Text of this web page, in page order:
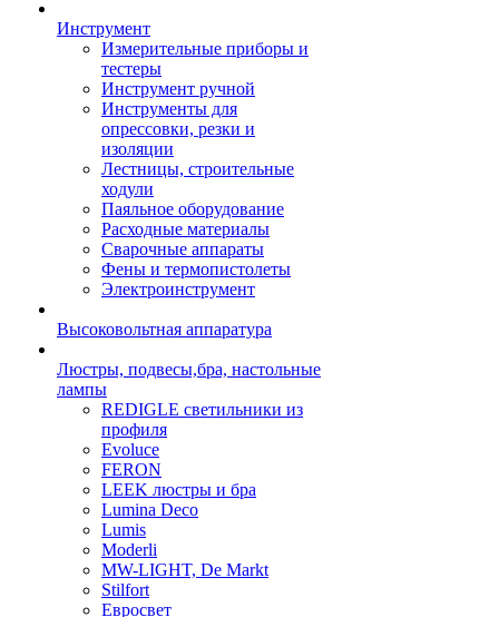
Инструмент
Измерительные приборы и
тестеры
Инструмент ручной
Инструменты для
опрессовки, резки и
изоляции
Лестницы, строительные
ходули
Паяльное оборудование
Расходные материалы
Сварочные аппараты
Фены и термопистолеты
Электроинструмент
Высоковольтная аппаратура
Люстры, подвесы,бра, настольные
лампы
REDIGLE светильники из
профиля
Evoluce
FERON
LEEK люстры и бра
Lumina Deco
Lumis
Moderli
MW-LIGHT, De Markt
Stilfort
Евросвет